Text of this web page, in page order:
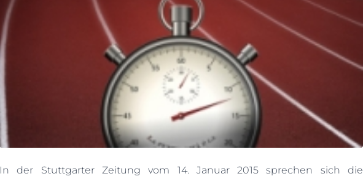
In der Stuttgarter Zeitung vom 14. Januar 2015 sprechen sich die